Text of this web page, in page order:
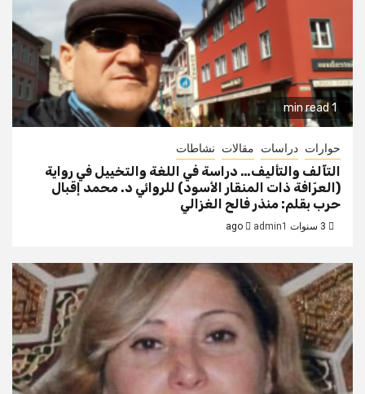
1 min read
حوارات دراسات مقالات نشاطات
التآلف والتأليف… دراسة في اللغة والتخييل في رواية
(العرّافة ذات المنقار الأسود) للروائي د. محمد إقبال
حرب بقلم: منذر فالح الغزالي
admin1